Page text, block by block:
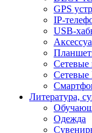
GPS
IP-
USB-
Сетевые
Литература,
Одежда